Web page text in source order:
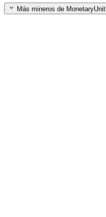
Más mineros de MonetaryUnit